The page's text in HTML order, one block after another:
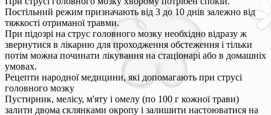
Постільний режим призначають від 3 до 10 днів залежно від
тяжкості отриманої травми.
При підозрі на струс головного мозку необхідно відразу ж
звернутися в лікарню для проходження обстеження і тільки
потім можна починати лікування на стаціонарі або в домашніх
умовах.
Рецепти народної медицини, які допомагають при струсі
головного мозку
Пустирник, мелісу, м'яту і омелу (по 100 г кожної трави)
залити двома склянками окропу і залишити настоюватися на